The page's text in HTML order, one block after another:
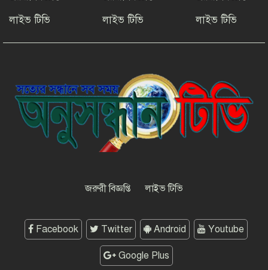
আমন মৌসুমের কৃষি উপকরণ বিতরণ।
মাদকের বিরুদ্ধে সমন্বিত জাতীয়
উদ্যোগের ডাক ইনফো বাংলার
কুষ্টিয়ায় শিল্পপতি আলাউদ্দিন
লাইভ টিভি
লাইভ টিভি
লাইভ টিভি
জরুরী বিজ্ঞপ্তি লাইভ টিভি
Facebook Twitter Android Youtube
Google Plus